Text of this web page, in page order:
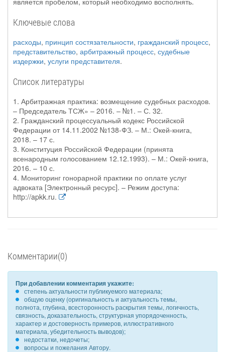
Ключевые слова
расходы, принцип состязательности, гражданский процесс,
представительство, арбитражный процесс, судебные
издержки, услуги представителя.
Список литературы
1. Арбитражная практика: возмещение судебных расходов.
– Председатель ТСЖ» – 2016. – №1. – С. 32.
2. Гражданский процессуальный кодекс Российской
Федерации от 14.11.2002 №138-ФЗ. – М.: Окей-книга,
2018. – 17 с.
3. Конституция Российской Федерации (принята
всенародным голосованием 12.12.1993). – М.: Окей-книга,
2016. – 10 с.
4. Мониторинг гонорарной практики по оплате услуг
адвоката [Электронный ресурс]. – Режим доступа:
http://apkk.ru.
Комментарии(0)
При добавлении комментария укажите:
степень актуальности публикуемого материала;
общую оценку (оригинальность и актуальность темы,
полнота, глубина, всесторонность раскрытия темы, логичность,
связность, доказательность, структурная упорядоченность,
характер и достоверность примеров, иллюстративного
материала, убедительность выводов);
недостатки, недочеты;
вопросы и пожелания Автору.